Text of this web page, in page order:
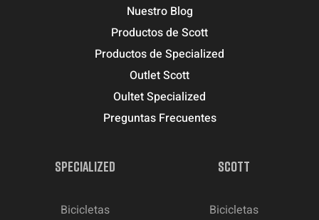
Nuestro Blog
Productos de Scott
Productos de Specialized
Outlet Scott
Oultet Specialized
Preguntas Frecuentes
SPECIALIZED
Bicicletas
SCOTT
Bicicletas